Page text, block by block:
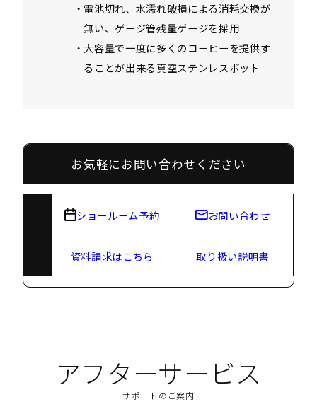
電池切れ、水濡れ破損による消耗交換が
無い、ゲージ管残量ゲージを採用
大容量で一度に多くのコーヒーを提供す
ることが出来る真空ステンレスポット
お気軽にお問い合わせください
ショールーム予約 お問い合わせ
資料請求はこちら 取り扱い説明書
アフターサービス
サポートのご案内